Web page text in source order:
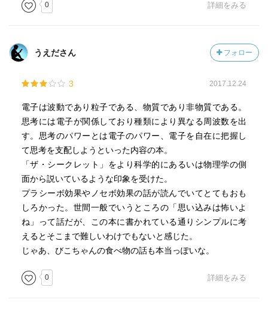
る」という意味。
と同じ構造を持つホロン。母なる地球の一つの細胞。
現在、地球上に70億人もの人間という細胞がいて、無意識
体がもっと複雑で効率のよいものに変化しようと意識した
上で環境を利用するように、人間社会も新しい社会的なパ
ラダイムと経済関係を取り入れていく事。この新しい協力
的な意識があれば、個人の意志を拡大させ、全体の為にも
なる。
RNAの情報がDNAコードコピーされる逆転写酵素を発見し
てノーベル賞を受賞したテミンは発見当初、科学界の異端
者として学会から排除された。
生体にとって新たな遺伝子をつくる必要が生まれるのは、
ナルによって必要な遺伝子が現れるように活性化される。
0 詳細をみる
うえださん フォロー
3 2017.12.24
電子は波動であり粒子である、物質であり非物質である。
思考には電子が関係しており種類により異なる周波数を出
す。思考のパワーとは電子のパワー、電子を自在に把握し
て思考を支配しようといった内容の本。
「ザ・シークレット」をより科学的にあるいは物理学の側
面から説いているような印象を受けた。
プラシーボ効果やノセボ効果の話が読んでいてとてもおも
しろかった。世間一般でいうところの「思い込みは怖いよ
ね」って話だが、この本に書かれている通りシンプルに考
えるとそこまで難しいわけでもないと感じた。
じゃあ、びこちゃんの食べ物の話も本当っぽいな。
0 詳細をみる